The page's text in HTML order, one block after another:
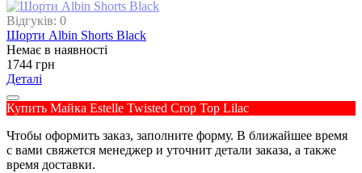
Відгуків: 0
Шорти Albin Shorts Black
Немає в наявності
1744 грн
Деталі
Купить Майка Estelle Twisted Crop Top Lilac
Чтобы оформить заказ, заполните форму. В ближайшее время
с вами свяжется менеджер и уточнит детали заказа, а также
время доставки.